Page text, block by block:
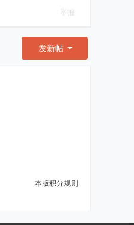
举报
发新帖
本版积分规则